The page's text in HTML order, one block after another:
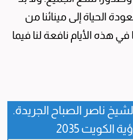
الحياة إلى مينائنا من
هذه الأيام نافعة لنا فيما
ناصر الصباح الجريدة.
الكويت 2035